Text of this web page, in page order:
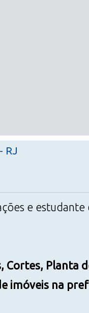
RJ
e
Planta
imóveis na